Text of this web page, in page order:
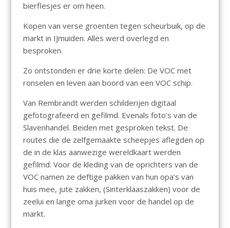
bierflesjes er om heen.
Kopen van verse groenten tegen scheurbuik, op de
markt in IJmuiden. Alles werd overlegd en
besproken.
Zo ontstonden er drie korte delen: De VOC met
ronselen en leven aan boord van een VOC schip.
Van Rembrandt werden schilderijen digitaal
gefotografeerd en gefilmd. Evenals foto’s van de
Slavenhandel. Beiden met gesproken tekst. De
routes die de zelfgemaakte scheepjes aflegden op
de in de klas aanwezige wereldkaart werden
gefilmd. Voor de kleding van de oprichters van de
VOC namen ze deftige pakken van hun opa’s van
huis mee, jute zakken, (Sinterklaaszakken) voor de
zeelui en lange oma jurken voor de handel op de
markt.